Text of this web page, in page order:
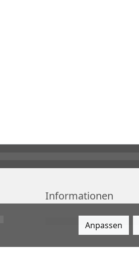
Informationen
Anpassen